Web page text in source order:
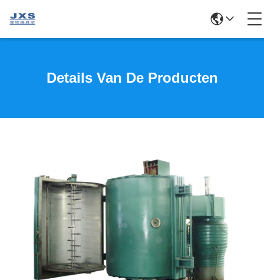
Details Van De Producten